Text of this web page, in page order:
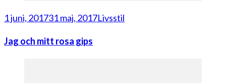
1 juni, 201731 maj, 2017Livsstil
Jag och mitt rosa gips